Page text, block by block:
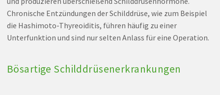
Chronische Entzündungen der Schilddrüse, wie zum Beispiel
die Hashimoto-Thyreoiditis, führen häufig zu einer
Unterfunktion und sind nur selten Anlass für eine Operation.
Bösartige Schilddrüsenerkrankungen